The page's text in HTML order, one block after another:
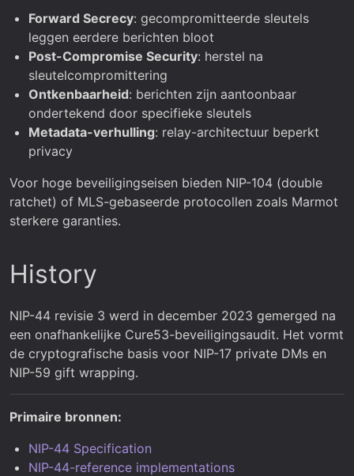
Forward Secrecy: gecompromitteerde sleutels
leggen eerdere berichten bloot
Post-Compromise Security: herstel na
sleutelcompromittering
Ontkenbaarheid: berichten zijn aantoonbaar
ondertekend door specifieke sleutels
Metadata-verhulling: relay-architectuur beperkt
privacy
Voor hoge beveiligingseisen bieden NIP-104 (double
ratchet) of MLS-gebaseerde protocollen zoals Marmot
sterkere garanties.
History
NIP-44 revisie 3 werd in december 2023 gemerged na
een onafhankelijke Cure53-beveiligingsaudit. Het vormt
de cryptografische basis voor NIP-17 private DMs en
NIP-59 gift wrapping.
Primaire bronnen:
NIP-44 Specification
NIP-44-reference implementations